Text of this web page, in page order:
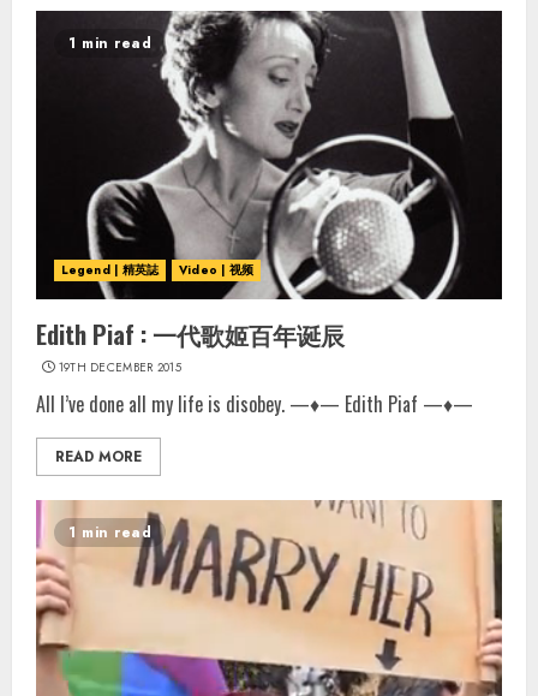
1 min read
Legend | 精英誌 Video | 视频
Edith Piaf : 一代歌姬百年诞辰
19TH DECEMBER 2015
All I’ve done all my life is disobey. —♦— Edith Piaf —♦—
READ MORE
1 min read